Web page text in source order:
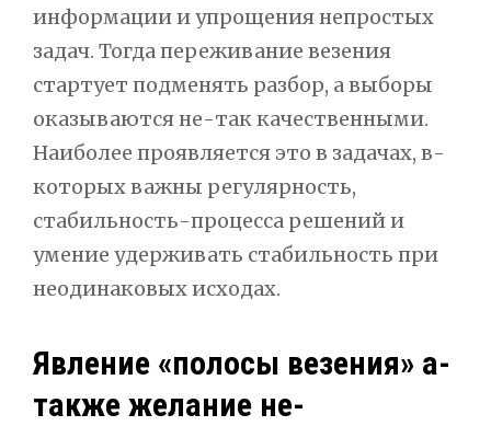
информации и упрощения непростых
задач. Тогда переживание везения
стартует подменять разбор, а выборы
оказываются не-так качественными.
Наиболее проявляется это в задачах, в-
которых важны регулярность,
стабильность-процесса решений и
умение удерживать стабильность при
неодинаковых исходах.
Явление «полосы везения» а-
также желание не-